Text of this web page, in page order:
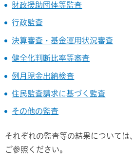
財政援助団体等監査
行政監査
決算審査・基金運用状況審査
健全化判断比率等審査
例月現金出納検査
住民監査請求に基づく監査
その他の監査
それぞれの監査等の結果については、
ご参照ください。